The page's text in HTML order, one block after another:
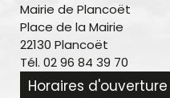
Mairie de Plancoët
Place de la Mairie
22130 Plancoët
Tél. 02 96 84 39 70
Horaires d'ouverture